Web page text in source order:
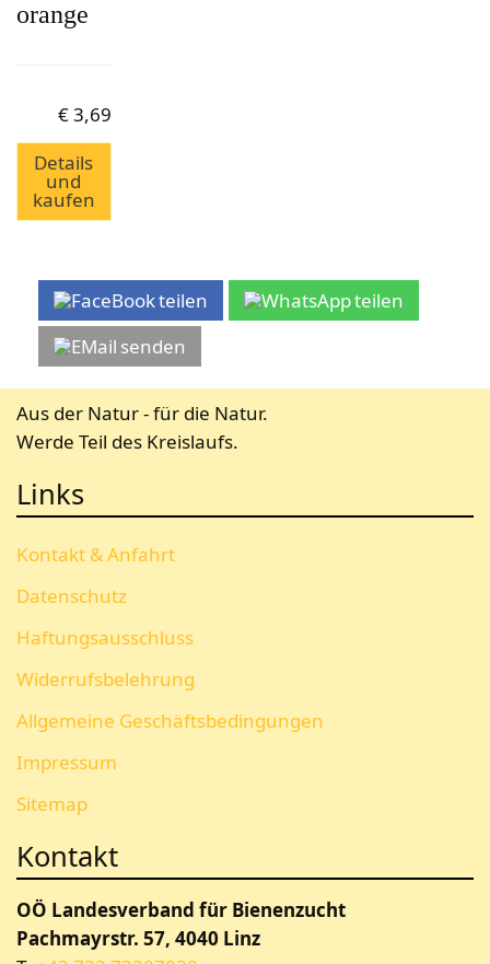
orange
€3,69
Details
und
kaufen
teilen
teilen
senden
Aus der Natur - für die Natur.
Werde Teil des Kreislaufs.
Links
Kontakt & Anfahrt
Datenschutz
Haftungsausschluss
Widerrufsbelehrung
Allgemeine Geschäftsbedingungen
Impressum
Sitemap
Kontakt
OÖ Landesverband für Bienenzucht
Pachmayrstr. 57, 4040 Linz